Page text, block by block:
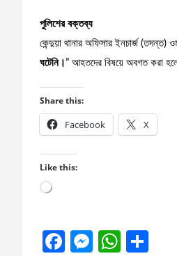
পুলিশের বক্তব্য
কেন্দুয়া থানার অফিসার ইনচার্জ (তদন্ত)
ঘটেনি। ” আহতদের বিষয়ে অবগত করা
Share this:
Facebook X
Like this:
Loading…
F
M W